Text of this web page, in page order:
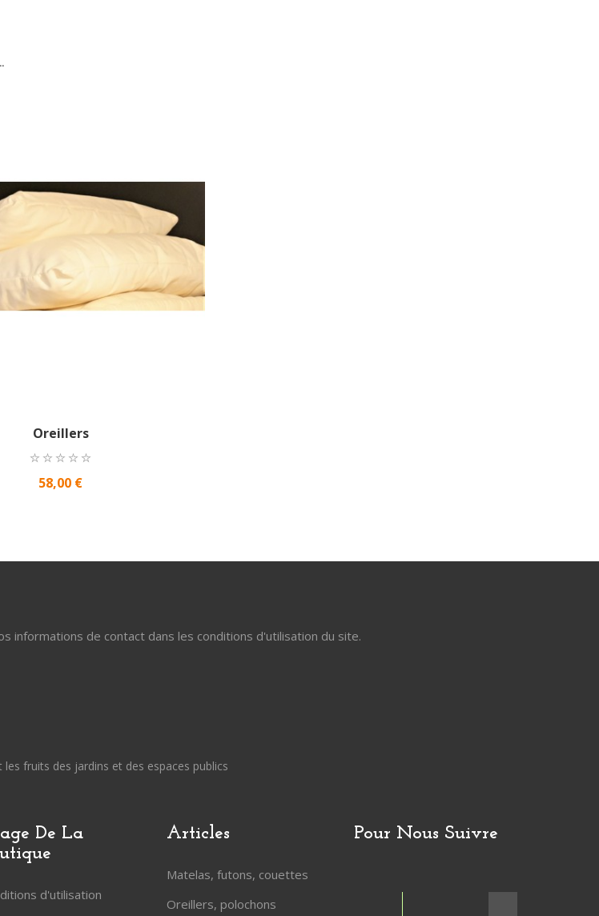
Oreillers
58,00 €
informations de contact dans les conditions d'utilisation du site.
fruits des jardins et des espaces publics
De La
d'utilisation
Articles
Matelas, futons, couettes
Oreillers, polochons
Pour Nous Suivre